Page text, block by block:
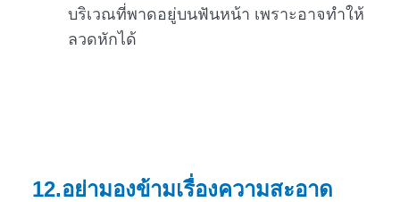
บริเวณที่พาดอยู่บนฟันหน้า เพราะอาจทำให้
ลวดหักได้
12.อย่ามองข้ามเรื่องความสะอาด